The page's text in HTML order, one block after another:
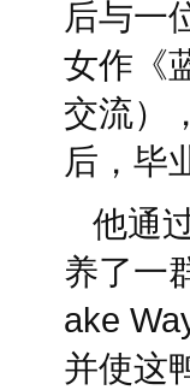
后与一
女作《
交流）
后，毕
他通
养了一
ake
并使这